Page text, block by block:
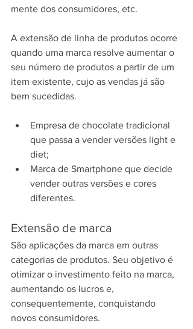
mente dos consumidores, etc.
A extensão de linha de produtos ocorre
quando uma marca resolve aumentar o
seu número de produtos a partir de um
item existente, cujo as vendas já são
bem sucedidas.
Empresa de chocolate tradicional
que passa a vender versões light e
diet;
Marca de Smartphone que decide
vender outras versões e cores
diferentes.
Extensão de marca
São aplicações da marca em outras
categorias de produtos. Seu objetivo é
otimizar o investimento feito na marca,
aumentando os lucros e,
consequentemente, conquistando
novos consumidores.